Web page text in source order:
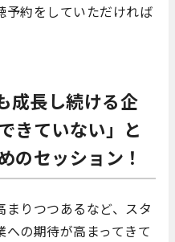
予約をしていただければ
成長し続ける企
きていない」と
のセッション！
りつつあるなど、スタ
の期待が高まってきて